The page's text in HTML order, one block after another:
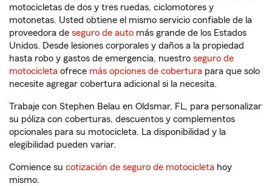
motocicletas de dos y tres ruedas, ciclomotores y
motonetas. Usted obtiene el mismo servicio confiable de la
proveedora de seguro de auto más grande de los Estados
Unidos. Desde lesiones corporales y daños a la propiedad
hasta robo y gastos de emergencia, nuestro seguro de
motocicleta ofrece más opciones de cobertura para que solo
necesite agregar cobertura adicional si la necesita.
Trabaje con Stephen Belau en Oldsmar, FL, para personalizar
su póliza con coberturas, descuentos y complementos
opcionales para su motocicleta. La disponibilidad y la
elegibilidad pueden variar.
Comience su cotización de seguro de motocicleta hoy
mismo.